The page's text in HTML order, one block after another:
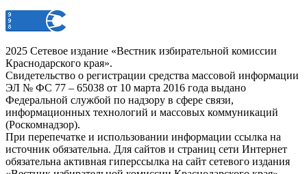
2025 Сетевое издание «Вестник избирательной комиссии
Краснодарского края».
Свидетельство о регистрации средства массовой информации
ЭЛ № ФС 77 – 65038 от 10 марта 2016 года выдано
Федеральной службой по надзору в сфере связи,
информационных технологий и массовых коммуникаций
(Роскомнадзор).
При перепечатке и использовании информации ссылка на
источник обязательна. Для сайтов и страниц сети Интернет
обязательна активная гиперссылка на сайт сетевого издания